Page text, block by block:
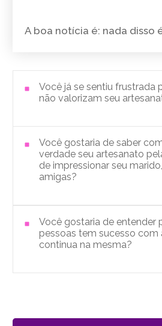
A boa notícia é: nada disso
Você já se sentiu frustrada
não valorizam seu
Você gostaria de saber
verdade seu artesanato
de impressionar seu
amigas?
Você gostaria de entender
pessoas tem sucesso
continua na mesma?